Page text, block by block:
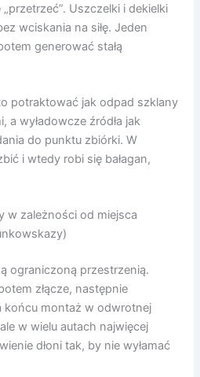
Uszczelki i dekielki
wciskania na siłę. Jeden
generować stałą
potraktować jak odpad szklany
a wyładowcze źródła jak
do punktu zbiórki. W
i wtedy robi się bałagan,
w zależności od miejsca
ograniczoną przestrzenią.
złącze, następnie
końcu montaż w odwrotnej
w wielu autach najwięcej
dłoni tak, by nie wyłamać